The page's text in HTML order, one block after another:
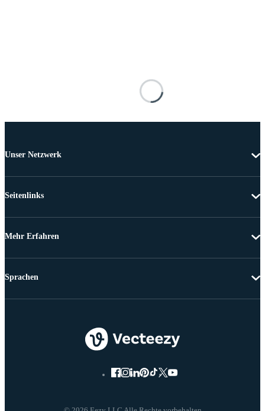
Unser Netzwerk
Seitenlinks
Mehr Erfahren
Sprachen